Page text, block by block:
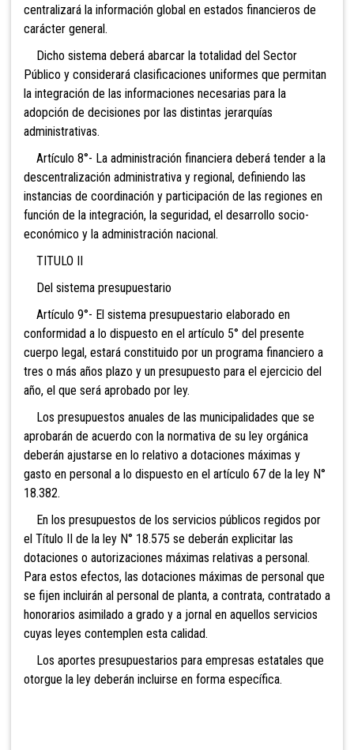
centralizará la información global en estados financieros de
carácter general.
Dicho sistema deberá abarcar la totalidad del Sector
Público y considerará clasificaciones uniformes que permitan
la integración de las informaciones necesarias para la
adopción de decisiones por las distintas jerarquías
administrativas.
Artículo 8°- La administración financiera deberá tender a la
descentralización administrativa y regional, definiendo las
instancias de coordinación y participación de las regiones en
función de la integración, la seguridad, el desarrollo socio-
económico y la administración nacional.
TITULO II
Del sistema presupuestario
Artículo 9°- El sistema presupuestario elaborado en
conformidad a lo dispuesto en el artículo 5° del presente
cuerpo legal, estará constituido por un programa financiero a
tres o más años plazo y un presupuesto para el ejercicio del
año, el que será aprobado por ley.
Los presupuestos anuales de las municipalidades que se
aprobarán de acuerdo con la normativa de su ley orgánica
deberán ajustarse en lo relativo a dotaciones máximas y
gasto en personal a lo dispuesto en el artículo 67 de la ley N°
18.382.
En los presupuestos de los servicios públicos regidos por
el Título II de la ley N° 18.575 se deberán explicitar las
dotaciones o autorizaciones máximas relativas a personal.
Para estos efectos, las dotaciones máximas de personal que
se fijen incluirán al personal de planta, a contrata, contratado a
honorarios asimilado a grado y a jornal en aquellos servicios
cuyas leyes contemplen esta calidad.
Los aportes presupuestarios para empresas estatales que
otorgue la ley deberán incluirse en forma específica.